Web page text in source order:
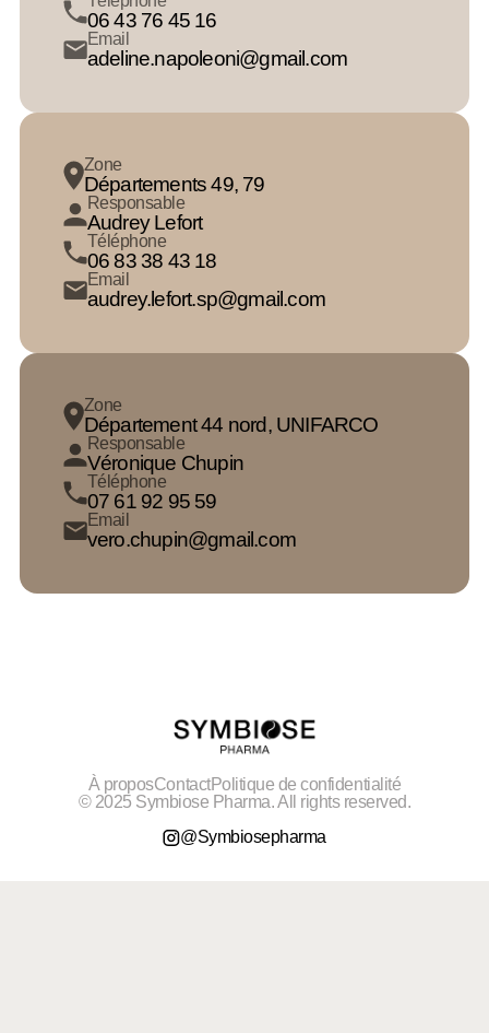
06 43 76 45 16
Email
adeline.napoleoni@gmail.com
Zone
Départements 49, 79
Responsable
Audrey Lefort
Téléphone
06 83 38 43 18
Email
audrey.lefort.sp@gmail.com
Zone
Département 44 nord, UNIFARCO
Responsable
Véronique Chupin
Téléphone
07 61 92 95 59
Email
vero.chupin@gmail.com
À proposContactPolitique de confidentialité
© 2025 Symbiose Pharma. All rights reserved.
@Symbiosepharma